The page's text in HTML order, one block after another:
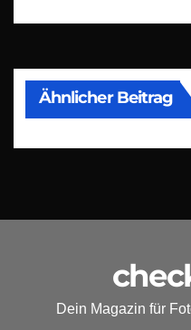
Ähnlicher Beitrag
Dein Magazin für